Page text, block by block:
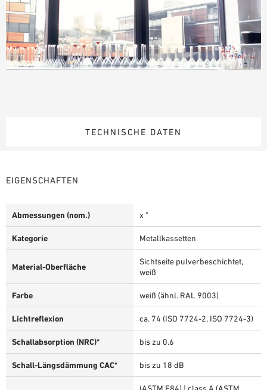
TECHNISCHE DATEN
EIGENSCHAFTEN
Abmessungen (nom.) x "
Kategorie Metallkassetten
Material-Oberfläche
Sichtseite pulverbeschichtet,
weiß
Farbe weiß (ähnl. RAL 9003)
Lichtreflexion ca. 74 (ISO 7724-2, ISO 7724-3)
Schallabsorption (NRC)* bis zu 0.6
Schall-Längsdämmung CAC* bis zu 18 dB
(ASTM E84) | class A (ASTM